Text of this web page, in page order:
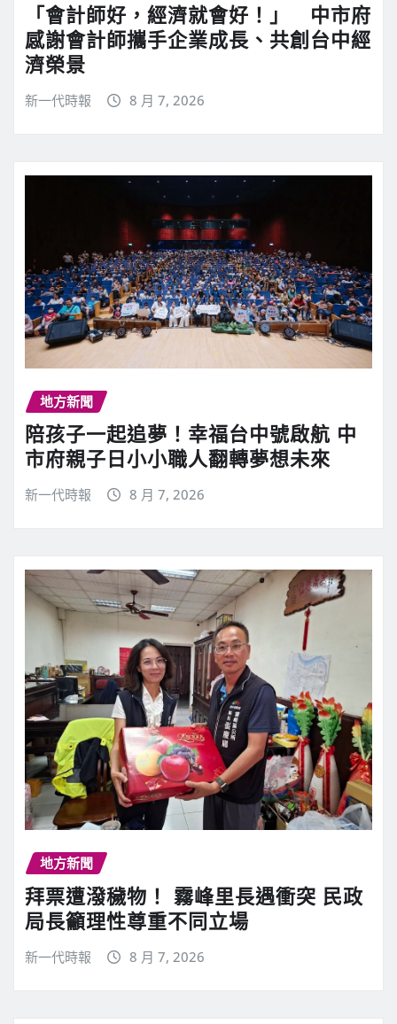
「會計師好，經濟就會好！」 中市府
感謝會計師攜手企業成長、共創台中經
濟榮景
新一代時報 8 月 7, 2026
地方新聞
陪孩子一起追夢！幸福台中號啟航 中
市府親子日小小職人翻轉夢想未來
新一代時報 8 月 7, 2026
地方新聞
拜票遭潑穢物！ 霧峰里長遇衝突 民政
局長籲理性尊重不同立場
新一代時報 8 月 7, 2026